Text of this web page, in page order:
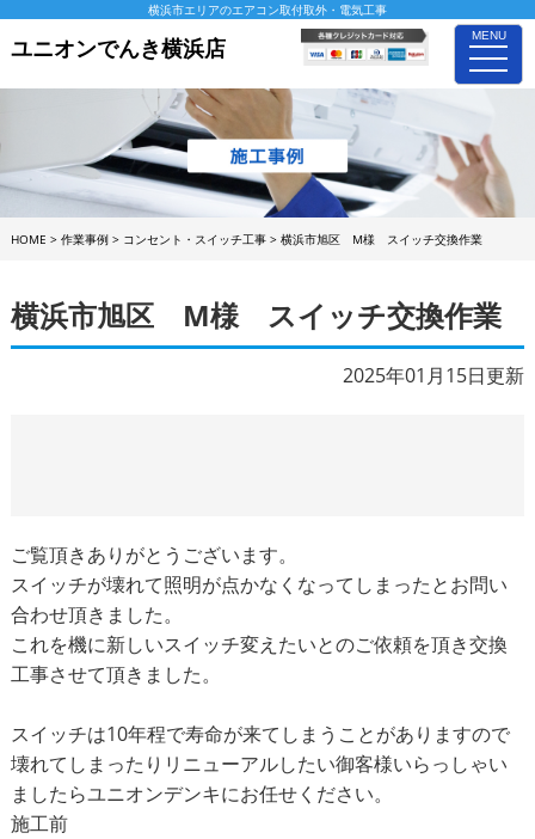
MENU
toggle
横浜市エリアのエアコン取付取外・電気工事
ユニオンでんき横浜店
HOME > 作業事例> コンセント・スイッチ工事> 横浜市旭区 M様 スイッチ交換作業
横浜市旭区 M様 スイッチ交換作業
2025年01月15日更新
ご覧頂きありがとうございます。
スイッチが壊れて照明が点かなくなってしまったとお問い
合わせ頂きました。
これを機に新しいスイッチ変えたいとのご依頼を頂き交換
工事させて頂きました。
スイッチは10年程で寿命が来てしまうことがありますので
壊れてしまったりリニューアルしたい御客様いらっしゃい
ましたらユニオンデンキにお任せください。
施工前